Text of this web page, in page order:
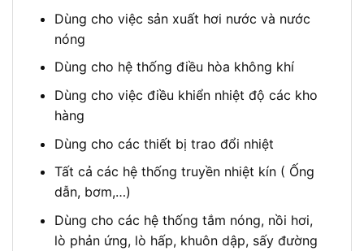
Dùng cho việc sản xuất hơi nước và nước
nóng
Dùng cho hệ thống điều hòa không khí
Dùng cho việc điều khiển nhiệt độ các kho
hàng
Dùng cho các thiết bị trao đổi nhiệt
Tất cả các hệ thống truyền nhiệt kín ( Ống
dẫn, bơm,…)
Dùng cho các hệ thống tắm nóng, nồi hơi,
lò phản ứng, lò hấp, khuôn dập, sấy đường